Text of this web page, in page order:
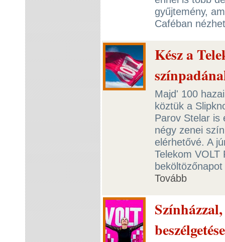
gyűjtemény,
Caféban
Kész a
Majd' 100
köztük a
Parov Stelar is
négy zenei
elérhetővé. A
Telekom
Tovább